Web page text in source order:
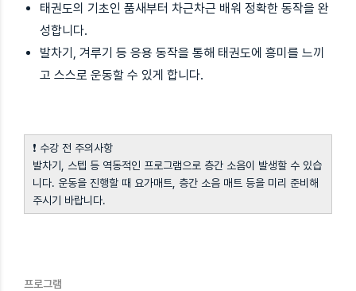
태권도의 기초인 품새부터 차근차근 배워 정확한 동작을 완
성합니다.
발차기, 겨루기 등 응용 동작을 통해 태권도에 흥미를 느끼
고 스스로 운동할 수 있게 합니다.
❗ 수강 전 주의사항
발차기, 스텝 등 역동적인 프로그램으로 층간 소음이 발생할 수 있습
니다. 운동을 진행할 때 요가매트, 층간 소음 매트 등을 미리 준비해
주시기 바랍니다.
프로그램